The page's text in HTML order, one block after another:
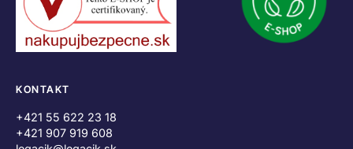
KONTAKT
+421 55 622 23 18
+421 907 919 608